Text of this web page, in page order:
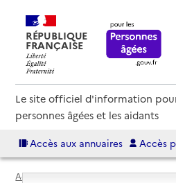
RÉPUBLIQUE
FRANÇAISE
Le site officiel d'information
personnes âgées et les aidants
Accès aux annuaires Accès
Accueil
Espace annuaire